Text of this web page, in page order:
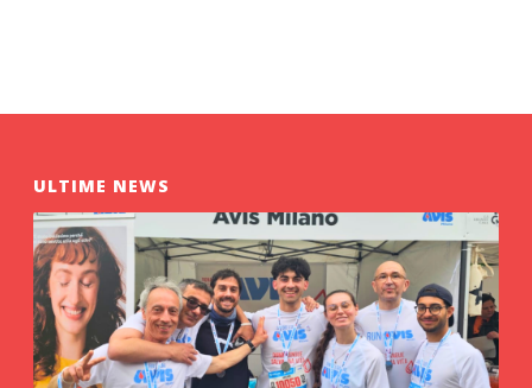
ULTIME NEWS